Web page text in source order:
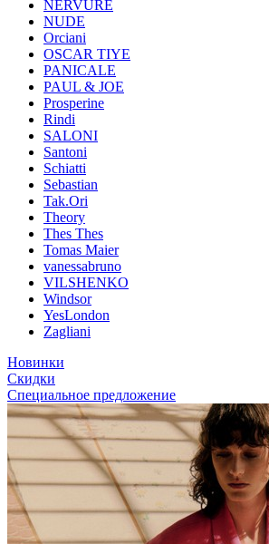
NERVURE
NUDE
Orciani
OSCAR TIYE
PANICALE
PAUL & JOE
Prosperine
Rindi
SALONI
Santoni
Schiatti
Sebastian
Tak.Ori
Theory
Thes Thes
Tomas Maier
vanessabruno
VILSHENKO
Windsor
YesLondon
Zagliani
Новинки
Скидки
Специальное предложение